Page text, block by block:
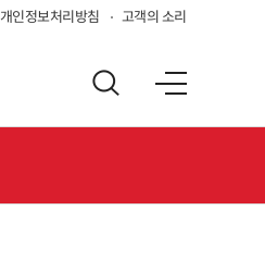
개인정보처리방침 고객의 소리